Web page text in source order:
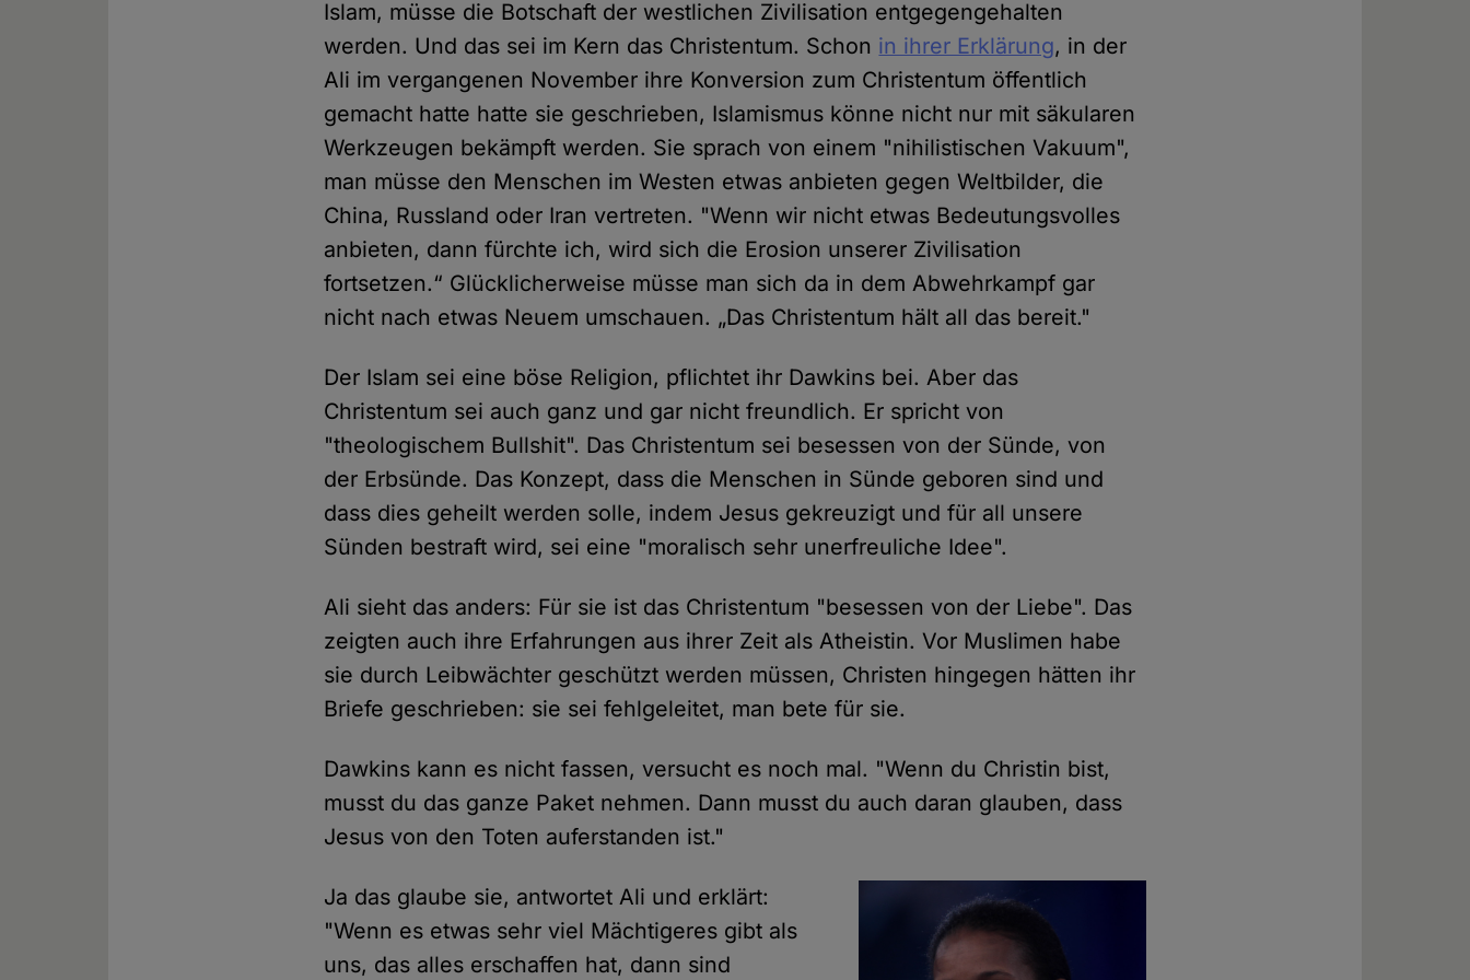
Islam, müsse die Botschaft der westlichen Zivilisation entgegengehalten
werden. Und das sei im Kern das Christentum. Schon in ihrer Erklärung, in der
Ali im vergangenen November ihre Konversion zum Christentum öffentlich
gemacht hatte hatte sie geschrieben, Islamismus könne nicht nur mit säkularen
Werkzeugen bekämpft werden. Sie sprach von einem "nihilistischen Vakuum",
man müsse den Menschen im Westen etwas anbieten gegen Weltbilder, die
China, Russland oder Iran vertreten. "Wenn wir nicht etwas Bedeutungsvolles
anbieten, dann fürchte ich, wird sich die Erosion unserer Zivilisation
fortsetzen.“ Glücklicherweise müsse man sich da in dem Abwehrkampf gar
nicht nach etwas Neuem umschauen. „Das Christentum hält all das bereit."
Der Islam sei eine böse Religion, pflichtet ihr Dawkins bei. Aber das
Christentum sei auch ganz und gar nicht freundlich. Er spricht von
"theologischem Bullshit". Das Christentum sei besessen von der Sünde, von
der Erbsünde. Das Konzept, dass die Menschen in Sünde geboren sind und
dass dies geheilt werden solle, indem Jesus gekreuzigt und für all unsere
Sünden bestraft wird, sei eine "moralisch sehr unerfreuliche Idee".
Ali sieht das anders: Für sie ist das Christentum "besessen von der Liebe". Das
zeigten auch ihre Erfahrungen aus ihrer Zeit als Atheistin. Vor Muslimen habe
sie durch Leibwächter geschützt werden müssen, Christen hingegen hätten ihr
Briefe geschrieben: sie sei fehlgeleitet, man bete für sie.
Dawkins kann es nicht fassen, versucht es noch mal. "Wenn du Christin bist,
musst du das ganze Paket nehmen. Dann musst du auch daran glauben, dass
Jesus von den Toten auferstanden ist."
Ja das glaube sie, antwortet Ali und erklärt:
"Wenn es etwas sehr viel Mächtigeres gibt als
uns, das alles erschaffen hat, dann sind